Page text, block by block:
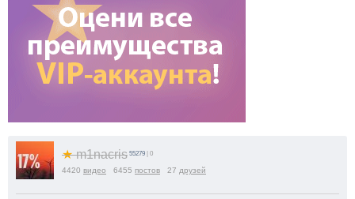
★m1nacris 55279 | 0
4420 видео 6455 постов 27 друзей